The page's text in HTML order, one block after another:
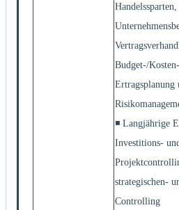
Handelssparten,
Budget-/
Ertragsplanung
◾ Langjährige
Investitions- und
strategischen-
Controlling